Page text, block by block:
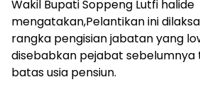
Wakil Bupati Soppeng Lutfi halide
mengatakan,Pelantikan ini
rangka pengisian jabatan yang
disebabkan pejabat sebelumnya
batas usia pensiun.